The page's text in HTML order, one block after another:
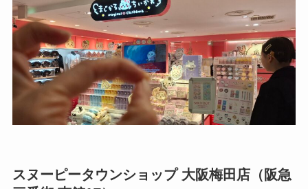
スヌーピータウンショップ 大阪梅田店（阪急